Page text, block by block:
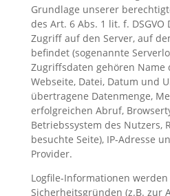
Grundlage unserer
des Art. 6 Abs. 1 lit. f.
Zugriff auf den Server, auf
befindet (sogenannte
Zugriffsdaten gehören Name
Webseite, Datei, Datum und
übertragene Datenmenge,
erfolgreichen Abruf,
Betriebssystem des Nutzers,
besuchte Seite), IP-Adresse
Provider.
Logfile-Informationen werden
Sicherheitsgründen (z.B. zur